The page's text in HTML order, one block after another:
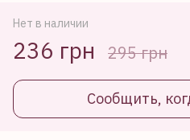
Нет в наличии
236 грн 295 грн
Сообщить,